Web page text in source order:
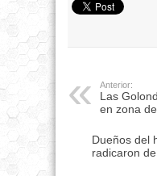
Anterior:
Las
en zona
Dueños del
radicaron